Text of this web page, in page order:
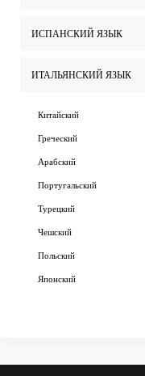
ИСПАНСКИЙ ЯЗЫК
ИТАЛЬЯНСКИЙ ЯЗЫК
Китайский
Греческий
Арабский
Португальский
Турецкий
Чешский
Польский
Японский